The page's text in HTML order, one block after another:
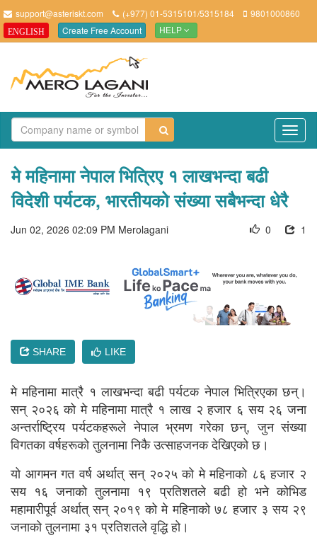
support@asteriskt.com (+977) 01-5315101/5315184 9801000860
ENGLISH Create Free Account HELP
मे महिनामा नेपाल भित्रिए १ लाखभन्दा बढी
विदेशी पर्यटक, भारतीयको संख्या सबैभन्दा धेरै
Jun 02, 2026 02:09 PM Merolagani 1
0
SHARE LIKE
मे महिनामा मात्रै १ लाखभन्दा बढी पर्यटक नेपाल भित्रिएका छन्।
सन् २०२६ को मे महिनामा मात्रै १ लाख २ हजार ६ सय २६ जना
अन्तर्राष्ट्रिय पर्यटकहरूले नेपाल भ्रमण गरेका छन्, जुन संख्या
विगतका वर्षहरूको तुलनामा निकै उत्साहजनक देखिएको छ।
यो आगमन गत वर्ष अर्थात् सन् २०२५ को मे महिनाको ८६ हजार २
सय १६ जनाको तुलनामा १९ प्रतिशतले बढी हो भने कोभिड
महामारीपूर्व अर्थात् सन् २०१९ को मे महिनाको ७८ हजार ३ सय २९
जनाको तुलनामा ३१ प्रतिशतले वृद्धि हो।